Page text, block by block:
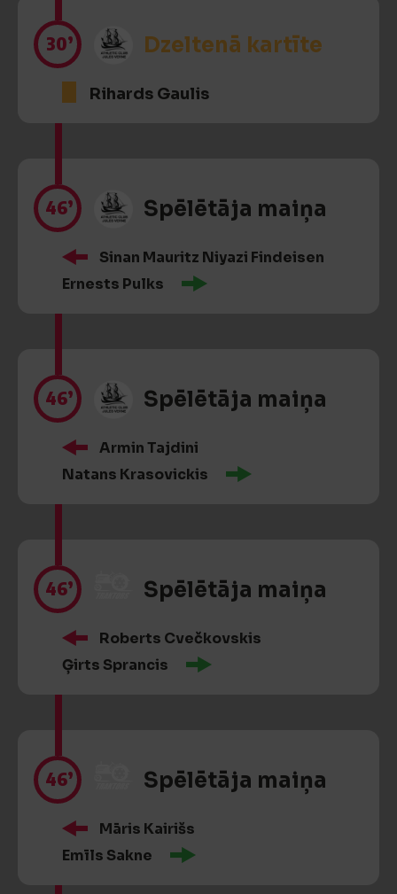
30’ Dzeltenā kartīte
Rihards Gaulis
46’ Spēlētāja maiņa
Sinan Mauritz Niyazi Findeisen
Ernests Pulks
46’ Spēlētāja maiņa
Armin Tajdini
Natans Krasovickis
46’ Spēlētāja maiņa
Roberts Cvečkovskis
Ģirts Sprancis
46’ Spēlētāja maiņa
Māris Kairišs
Emīls Sakne